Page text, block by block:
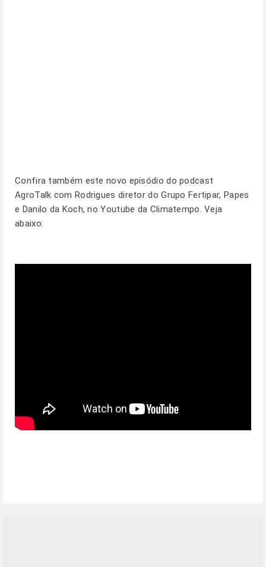
Confira também este novo episódio do podcast
AgroTalk com Rodrigues diretor do Grupo Fertipar, Papes
e Danilo da Koch, no Youtube da Climatempo. Veja
abaixo: